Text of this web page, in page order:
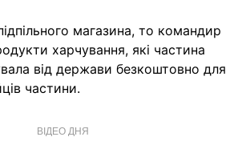
магазина, то командир
харчування, які частина
від держави безкоштовно для
частини.
ВІДЕО ДНЯ